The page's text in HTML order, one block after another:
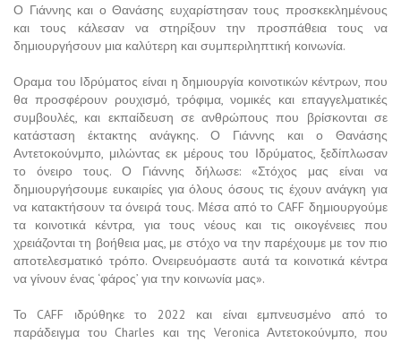
Ο Γιάννης και ο Θανάσης ευχαρίστησαν τους προσκεκλημένους
και τους κάλεσαν να στηρίξουν την προσπάθεια τους να
δημιουργήσουν μια καλύτερη και συμπεριληπτική κοινωνία.
Οραμα του Ιδρύματος είναι η δημιουργία κοινοτικών κέντρων, που
θα προσφέρουν ρουχισμό, τρόφιμα, νομικές και επαγγελματικές
συμβουλές, και εκπαίδευση σε ανθρώπους που βρίσκονται σε
κατάσταση έκτακτης ανάγκης. Ο Γιάννης και ο Θανάσης
Αντετοκούνμπο, μιλώντας εκ μέρους του Ιδρύματος, ξεδίπλωσαν
το όνειρο τους. Ο Γιάννης δήλωσε: «Στόχος μας είναι να
δημιουργήσουμε ευκαιρίες για όλους όσους τις έχουν ανάγκη για
να κατακτήσουν τα όνειρά τους. Μέσα από το CAFF δημιουργούμε
τα κοινοτικά κέντρα, για τους νέους και τις οικογένειες που
χρειάζονται τη βοήθεια μας, με στόχο να την παρέχουμε με τον πιο
αποτελεσματικό τρόπο. Ονειρευόμαστε αυτά τα κοινοτικά κέντρα
να γίνουν ένας ‘φάρος’ για την κοινωνία μας».
Το CAFF ιδρύθηκε το 2022 και είναι εμπνευσμένο από το
παράδειγμα του Charles και της Veronica Αντετοκούνμπο, που